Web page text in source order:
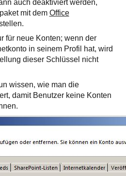
auch deaktiviert werden,
mit dem Office
für neue Konten; wenn der
in seinem Profil hat, wird
dieser Schlüssel nicht
wissen, wie man die
damit Benutzer keine Konten